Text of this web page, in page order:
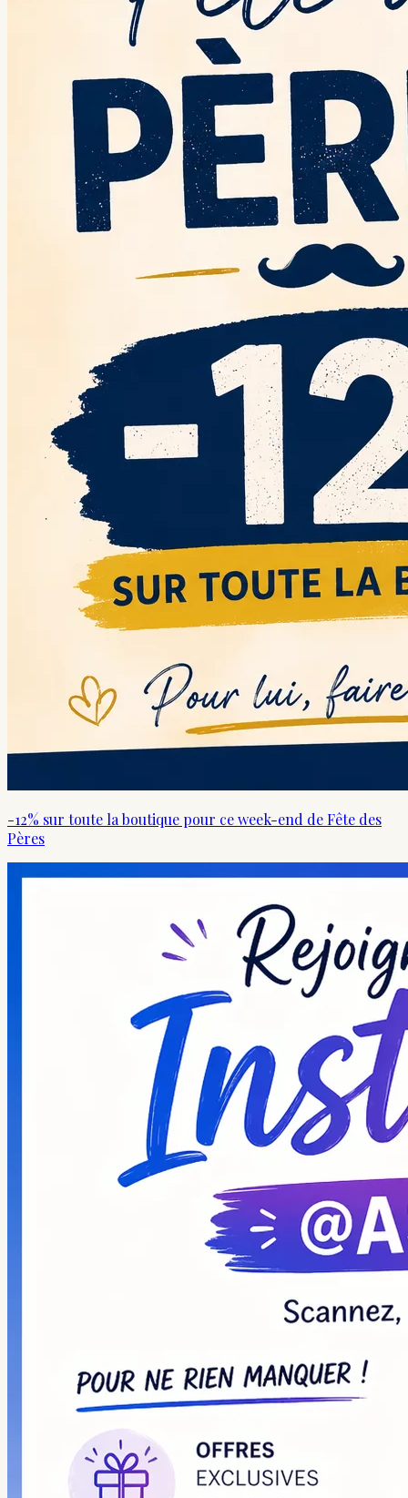
-12% sur toute la boutique pour ce week-end de Fête des
Pères